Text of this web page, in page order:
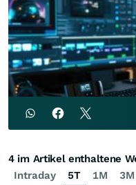
Intraday 5T 1M 3M
4 im Artikel enthaltene